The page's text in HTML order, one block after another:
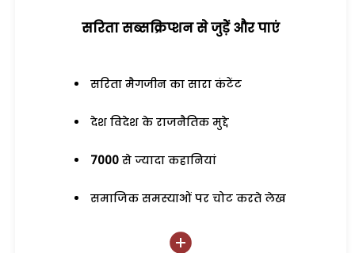
सरिता सब्सक्रिप्शन से जुड़ेें और पाएं
सरिता मैगजीन का सारा कंटेंट
देश विदेश के राजनैतिक मुद्दे
7000 से ज्यादा कहानियां
समाजिक समस्याओं पर चोट करते लेख